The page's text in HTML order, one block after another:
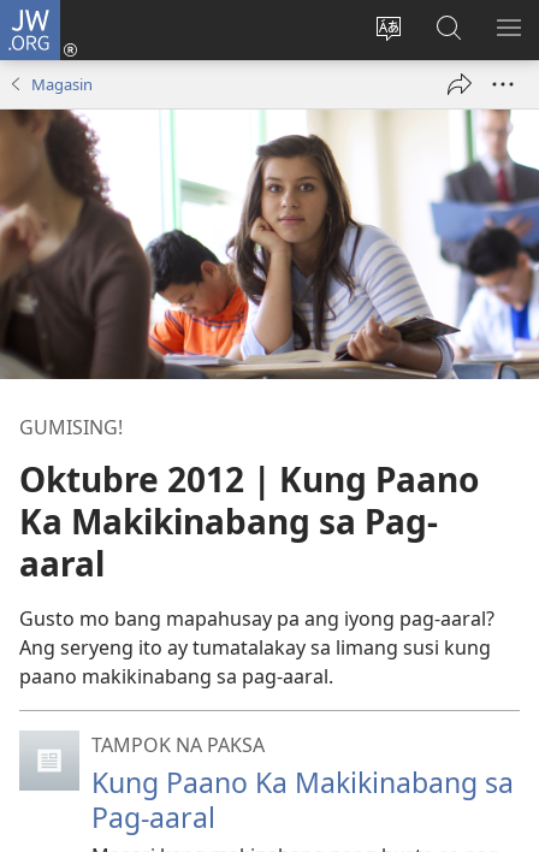
JW.ORG
Baguhin
Mag-
log
window)
sa
JW.ORG
Magasin
GUMISING!
Oktubre 2012 | Kung Paano
Ka Makikinabang sa Pag-
aaral
Gusto mo bang mapahusay pa ang iyong pag-aaral?
Ang seryeng ito ay tumatalakay sa limang susi kung
paano makikinabang sa pag-aaral.
TAMPOK NA PAKSA
Kung Paano Ka Makikinabang sa
Pag-aaral